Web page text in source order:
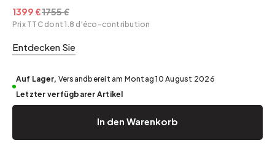
1399 €1755 €
Prix TTC dont 1.8 d'éco-contribution
Entdecken Sie
Auf Lager, Versandbereit am Montag 10 August 2026
Letzter verfügbarer Artikel
In den Warenkorb